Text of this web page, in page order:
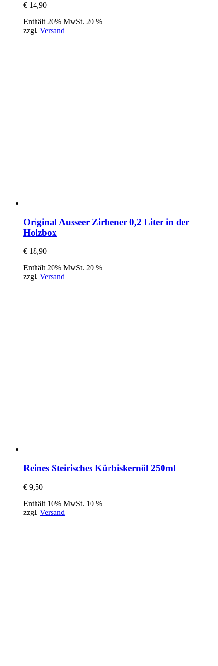
€ 14,90
Enthält 20% MwSt. 20 %
zzgl. Versand
Original Ausseer Zirbener 0,2 Liter in der
Holzbox
€ 18,90
Enthält 20% MwSt. 20 %
zzgl. Versand
Reines Steirisches Kürbiskernöl 250ml
€ 9,50
Enthält 10% MwSt. 10 %
zzgl. Versand